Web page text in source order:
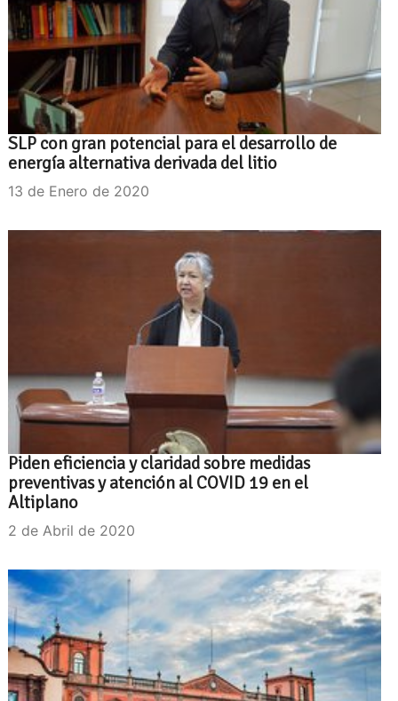
SLP con gran potencial para el desarrollo de
energía alternativa derivada del litio
13 de Enero de 2020
Piden eficiencia y claridad sobre medidas
preventivas y atención al COVID 19 en el
Altiplano
2 de Abril de 2020